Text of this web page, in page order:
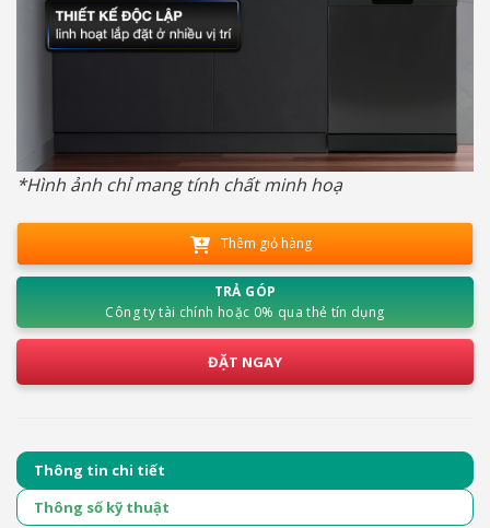
*Hình ảnh chỉ mang tính chất minh hoạ
Thêm giỏ hàng
TRẢ GÓP
Công ty tài chính hoặc 0% qua thẻ tín dụng
ĐẶT NGAY
Thông tin chi tiết
Thông số kỹ thuật